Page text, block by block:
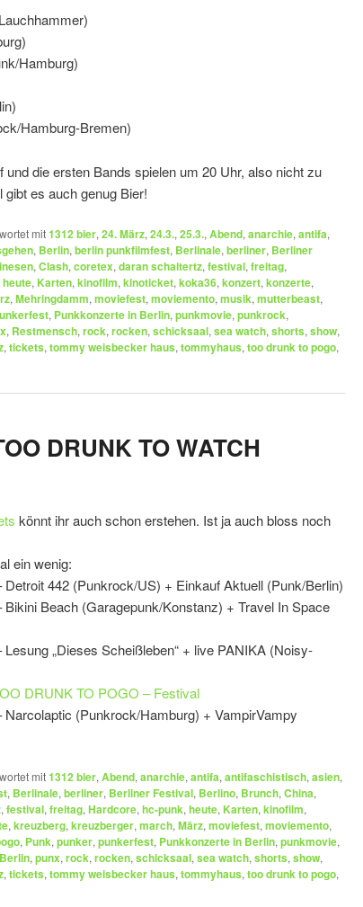
Hamburg)
Hamburg-Bremen)
und die ersten Bands spielen um 20 Uhr, also nicht zu
es auch genug Bier!
mit1312 bier, 24. März, 24.3., 25.3., Abend, anarchie, antifa,
, Berlin, berlin punkfilmfest, Berlinale, berliner, Berliner
, Clash, coretex, daran schaitertz, festival, freitag,
heute, Karten, kinofilm, kinoticket, koka36, konzert, konzerte,
, Mehringdamm, moviefest, moviemento, musik, mutterbeast,
, Punkkonzerte in Berlin, punkmovie, punkrock,
, Restmensch, rock, rocken, schicksaal, sea watch, shorts, show,
, tickets, tommy weisbecker haus, tommyhaus, too drunk to pogo,
DRUNK TO WATCH
könnt ihr auch schon erstehen. Ist ja auch bloss noch
ein wenig:
442 (Punkrock/US) + Einkauf Aktuell (Punk/Berlin)
Beach (Garagepunk/Konstanz) + Travel In Space
„Dieses Scheißleben“ + live PANIKA (Noisy-
DRUNK TO POGO – Festival
(Punkrock/Hamburg) + VampirVampy
mit1312 bier, Abend, anarchie, antifa, antifaschistisch, asien,
, Berlinale, berliner, Berliner Festival, Berlino, Brunch, China,
, festival, freitag, Hardcore, hc-punk, heute, Karten, kinofilm,
, kreuzberg, kreuzberger, march, März, moviefest, moviemento,
, Punk, punker, punkerfest, Punkkonzerte in Berlin, punkmovie,
, punx, rock, rocken, schicksaal, sea watch, shorts, show,
, tickets, tommy weisbecker haus, tommyhaus, too drunk to pogo,